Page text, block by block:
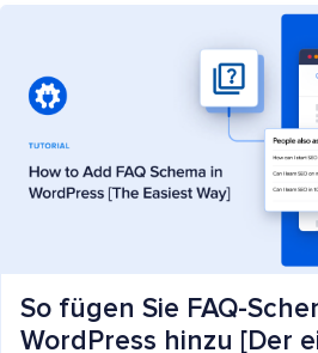
So fügen Sie FAQ-
WordPress hinzu [Der